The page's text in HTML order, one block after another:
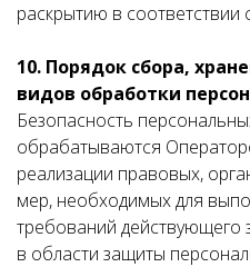
раскрытию в
10. Порядок сбора,
видов обработки
Безопасность
обрабатываются
реализации правовых,
мер, необходимых для
требований действующего
в области защиты